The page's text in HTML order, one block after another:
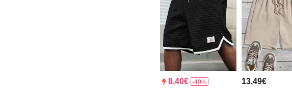
8,40€ -49% 13,49€